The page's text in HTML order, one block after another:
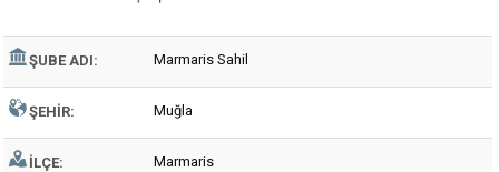
ŞUBE ADI: Marmaris Sahil
ŞEHIR: Muğla
İLÇE: Marmaris